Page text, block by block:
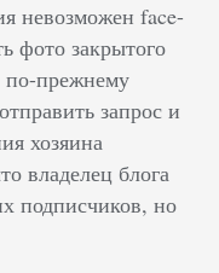
невозможен face-
фото закрытого
по-прежнему
запрос и
хозяина
владелец блога
подписчиков, но